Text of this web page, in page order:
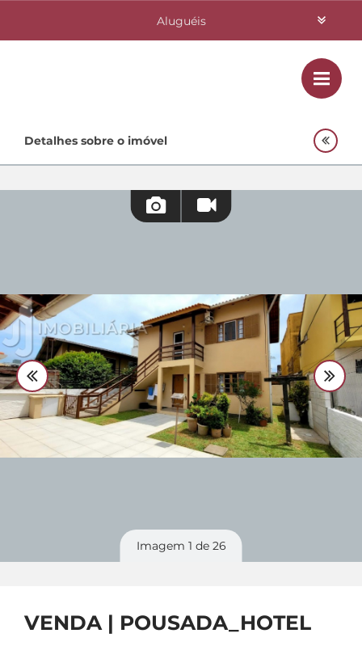
Aluguéis
Investimentos
Quem Somos
Fale Conosco 48 3364-0079
Plantão 48 99842-0500
Divulgue seu imóvel
Detalhes sobre o imóvel
Imagem 1 de 26
VENDA | POUSADA_HOTEL